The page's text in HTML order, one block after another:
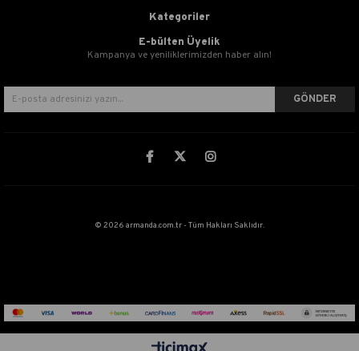
Kategoriler
E-bülten Üyelik
Kampanya ve yeniliklerimizden haber alın!
GÖNDER
© 2026 armanda.com.tr - Tüm Hakları Saklıdır.